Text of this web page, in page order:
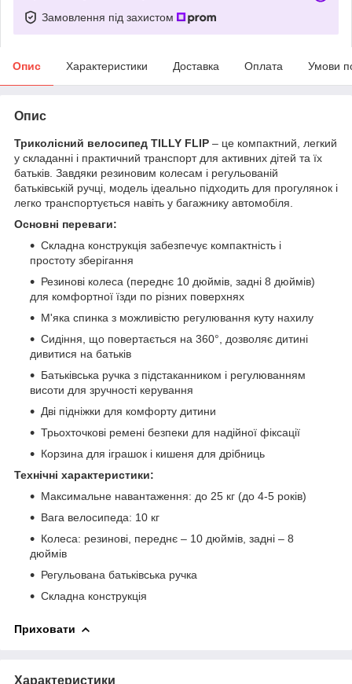
Замовлення під захистом
Опис Характеристики Доставка Оплата Умови
Опис
Триколісний велосипед TILLY FLIP – це компактний, легкий
у складанні і практичний транспорт для активних дітей та їх
батьків. Завдяки резиновим колесам і регульованій
батьківській ручці, модель ідеально підходить для прогулянок і
легко транспортується навіть у багажнику автомобіля.
Основні переваги:
Складна конструкція забезпечує компактність і
простоту зберігання
Резинові колеса (переднє 10 дюймів, задні 8 дюймів)
для комфортної їзди по різних поверхнях
М'яка спинка з можливістю регулювання куту нахилу
Сидіння, що повертається на 360°, дозволяє дитині
дивитися на батьків
Батьківська ручка з підстаканником і регулюванням
висоти для зручності керування
Дві підніжки для комфорту дитини
Трьохточкові ремені безпеки для надійної фіксації
Корзина для іграшок і кишеня для дрібниць
Технічні характеристики:
Максимальне навантаження: до 25 кг (до 4-5 років)
Вага велосипеда: 10 кг
Колеса: резинові, переднє – 10 дюймів, задні – 8
дюймів
Регульована батьківська ручка
Складна конструкція
Приховати
Характеристики